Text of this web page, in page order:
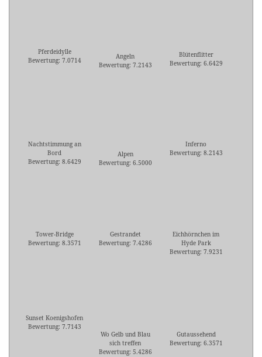
Pferdeidylle
Bewertung: 7.0714
Angeln
Bewertung: 7.2143
Blütenflitter
Bewertung: 6.6429
Nachtstimmung an
Bord
Bewertung: 8.6429
Alpen
Bewertung: 6.5000
Inferno
Bewertung: 8.2143
Tower-Bridge
Bewertung: 8.3571
Gestrandet
Bewertung: 7.4286
Eichhörnchen im
Hyde Park
Bewertung: 7.9231
Sunset Koenigshofen
Bewertung: 7.7143
Wo Gelb und Blau
sich treffen
Bewertung: 5.4286
Gutaussehend
Bewertung: 6.3571